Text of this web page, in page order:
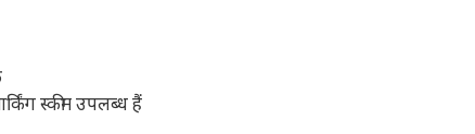
स्कीम उपलब्ध हैं